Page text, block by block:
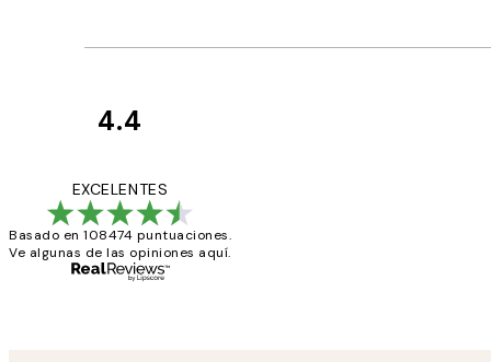
4.4
EXCELENTES
Basado en 108474 puntuaciones.
Ve algunas de las opiniones aquí.